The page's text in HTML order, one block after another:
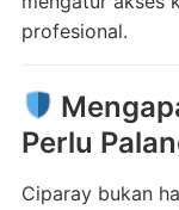
profesional.
Perlu
Ciparay bukan